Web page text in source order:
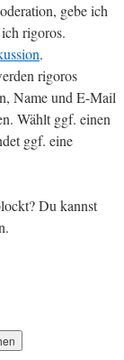
gebe ich
rigoros.
.
rigoros
Name und E-Mail
Wählt ggf. einen
ggf. eine
Du kannst